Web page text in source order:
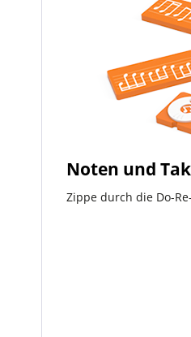
Noten und
Zippe durch die Do-